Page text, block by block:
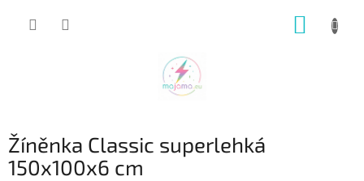
Žíněnka Classic superlehká
150x100x6 cm